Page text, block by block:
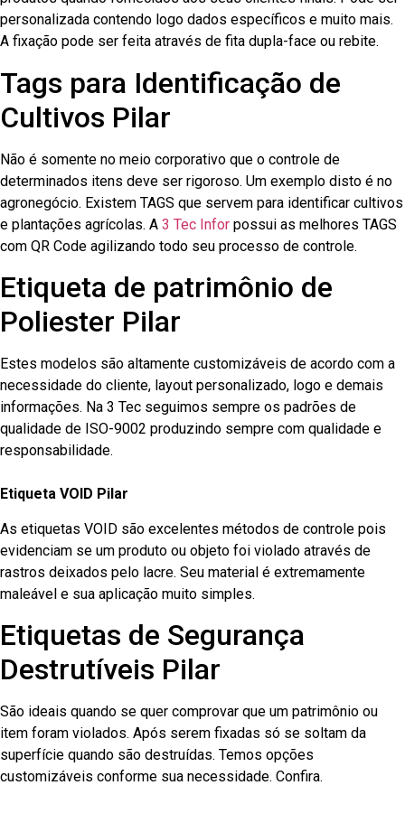
personalizada contendo logo dados específicos e muito mais.
A fixação pode ser feita através de fita dupla-face ou rebite.
Tags para Identificação de
Cultivos Pilar
Não é somente no meio corporativo que o controle de
determinados itens deve ser rigoroso. Um exemplo disto é no
agronegócio. Existem TAGS que servem para identificar cultivos
e plantações agrícolas. A 3 Tec Infor possui as melhores TAGS
com QR Code agilizando todo seu processo de controle.
Etiqueta de patrimônio de
Poliester Pilar
Estes modelos são altamente customizáveis de acordo com a
necessidade do cliente, layout personalizado, logo e demais
informações. Na 3 Tec seguimos sempre os padrões de
qualidade de ISO-9002 produzindo sempre com qualidade e
responsabilidade.
Etiqueta VOID Pilar
As etiquetas VOID são excelentes métodos de controle pois
evidenciam se um produto ou objeto foi violado através de
rastros deixados pelo lacre. Seu material é extremamente
maleável e sua aplicação muito simples.
Etiquetas de Segurança
Destrutíveis Pilar
São ideais quando se quer comprovar que um patrimônio ou
item foram violados. Após serem fixadas só se soltam da
superfície quando são destruídas. Temos opções
customizáveis conforme sua necessidade. Confira.